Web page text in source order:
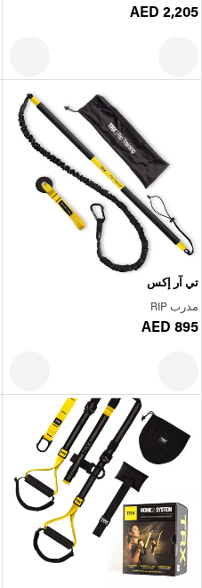
AED 2,205
تي آر إكس
مدرب RIP
AED 895